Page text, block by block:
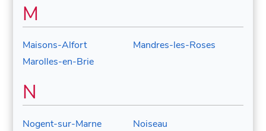
M
Maisons-Alfort
Mandres-les-Roses
Marolles-en-Brie
N
Nogent-sur-Marne Noiseau